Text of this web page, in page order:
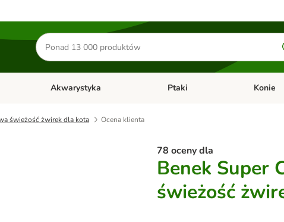
Szukaj
produktów
Otwórz menu kategorii: Małe zwierzęta
Akwarystyka Otwórz menu kategorii:
Ptaki Otwórz
Konie
świeżość żwirek dla kota Ocena klienta
78 oceny dla
Benek Super
świeżość